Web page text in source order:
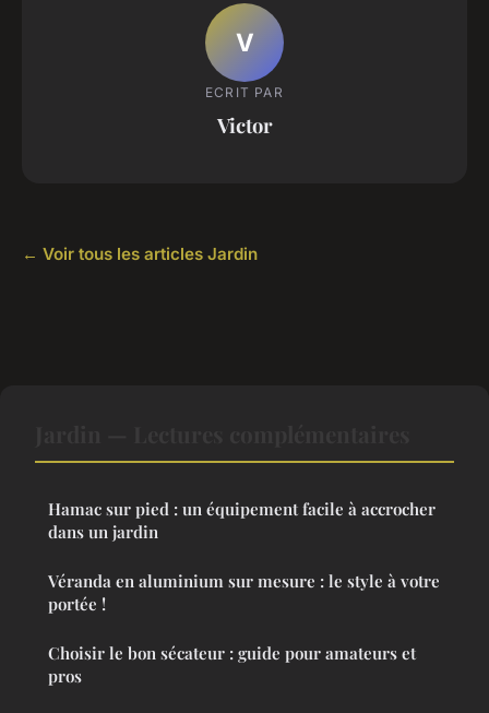
V
ECRIT PAR
Victor
← Voir tous les articles Jardin
Hamac sur pied : un équipement facile à accrocher
dans un jardin
Véranda en aluminium sur mesure : le style à votre
portée !
Choisir le bon sécateur : guide pour amateurs et
pros